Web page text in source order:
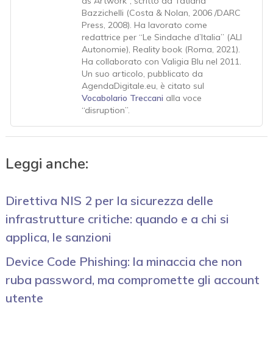
Bazzichelli (Costa & Nolan, 2006 /DARC
Press, 2008). Ha lavorato come
redattrice per “Le Sindache d’Italia” (ALI
Autonomie), Reality book (Roma, 2021).
Ha collaborato con Valigia Blu nel 2011.
Un suo articolo, pubblicato da
AgendaDigitale.eu, è citato sul
Vocabolario Treccani alla voce
“disruption”.
Leggi anche:
Direttiva NIS 2 per la sicurezza delle
infrastrutture critiche: quando e a chi si
applica, le sanzioni
Device Code Phishing: la minaccia che non
ruba password, ma compromette gli account
utente